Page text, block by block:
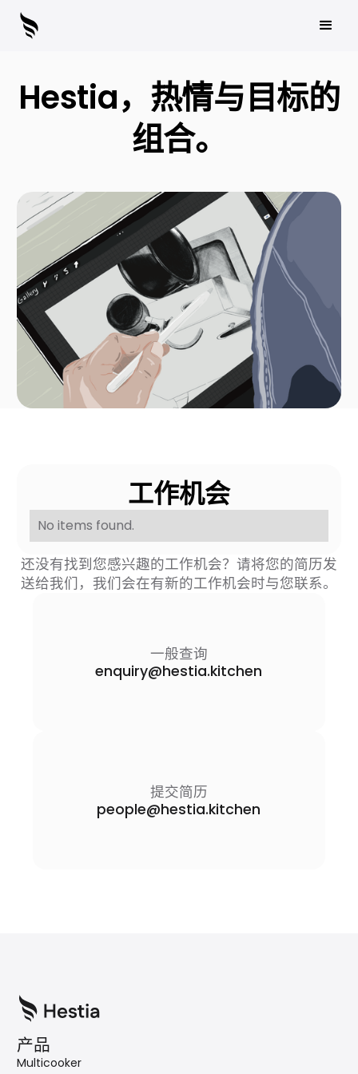
Hestia，热情与目标的
组合。
工作机会
No items found.
还没有找到您感兴趣的工作机会？请将您的简历发
送给我们，我们会在有新的工作机会时与您联系。
一般查询
enquiry@hestia.kitchen
提交简历
people@hestia.kitchen
产品
Multicooker